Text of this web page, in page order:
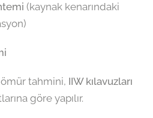
(kaynak kenarındaki
tahmini, IIW kılavuzları
göre yapılır.